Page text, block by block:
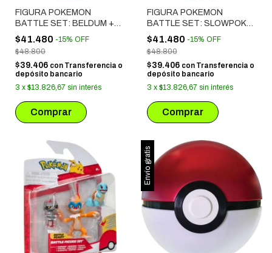
FIGURA POKEMON
BATTLE SET: BELDUM +
SIRFETCH'D + CLEFAIRY
(95155)
$41.480 -15% OFF
$48.800
$39.406 con Transferencia o
depósito bancario
3 x $13.826,67 sin interés
FIGURA POKEMON
BATTLE SET: SLOWPOKE
+ LITWICK + PIKACHU
(95155)
$41.480 -15% OFF
$48.800
$39.406 con Transferencia o
depósito bancario
3 x $13.826,67 sin interés
Envío gratis